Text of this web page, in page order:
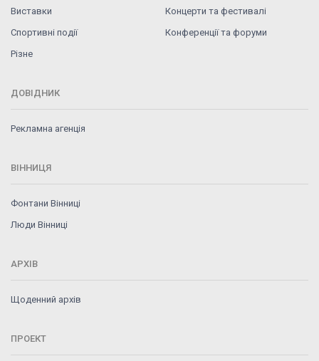
Виставки
Концерти та фестивалі
Спортивні події
Конференції та форуми
Різне
ДОВІДНИК
Рекламна агенція
ВІННИЦЯ
Фонтани Вінниці
Люди Вінниці
АРХІВ
Щоденний архів
ПРОЕКТ